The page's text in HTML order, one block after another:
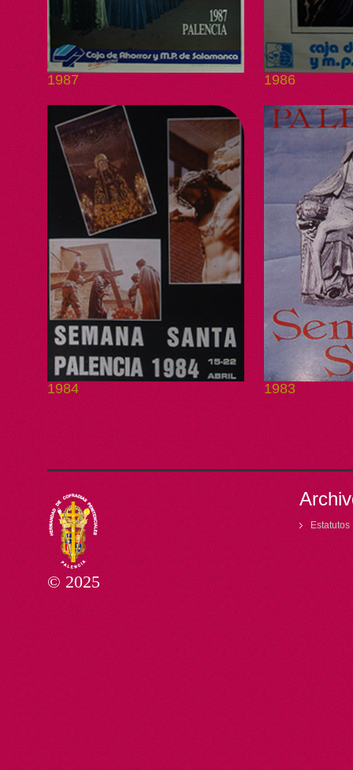
1987 1986
1984 1983
© 2025
Estatutos